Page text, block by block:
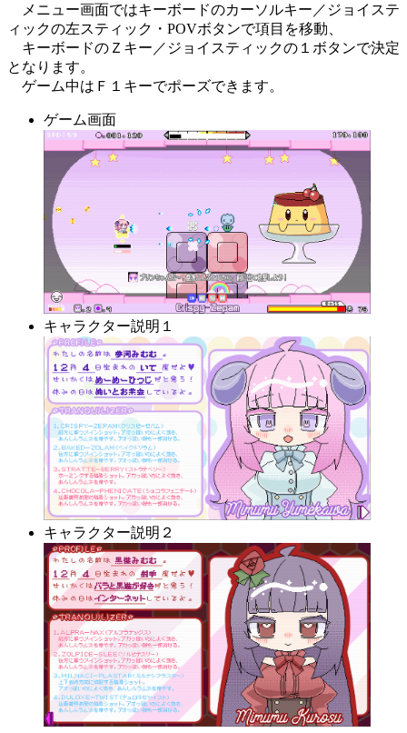
メニュー画面ではキーボードのカーソルキー／ジョイステ
ィックの左スティック・POVボタンで項目を移動、
キーボードのＺキー／ジョイスティックの１ボタンで決定
となります。
ゲーム中はＦ１キーでポーズできます。
ゲーム画面
キャラクター説明１
キャラクター説明２